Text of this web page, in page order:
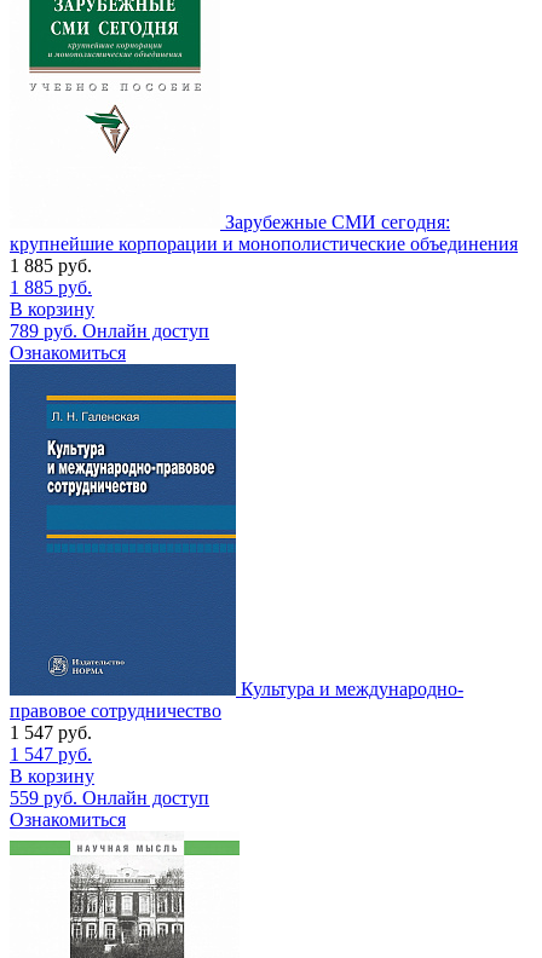
Зарубежные СМИ сегодня:
крупнейшие корпорации и монополистические объединения
1 885 руб.
1 885 руб.
В корзину
789 руб. Онлайн доступ
Ознакомиться
Культура и международно-
правовое сотрудничество
1 547 руб.
1 547 руб.
В корзину
559 руб. Онлайн доступ
Ознакомиться